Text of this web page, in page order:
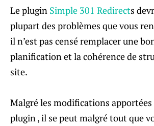
Le plugin Simple 301 Redirects
plupart des problèmes que vous
il n’est pas censé remplacer une
planification et la cohérence de
site.
Malgré les modifications
plugin , il se peut malgré tout que